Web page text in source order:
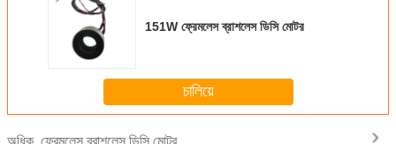
151W ফ্রেমলেস ব্রাশলেস ডিসি মোটর
চালিয়ে
অধিক ফ্রেমলেস ব্রাশলেস ডিসি মোটর